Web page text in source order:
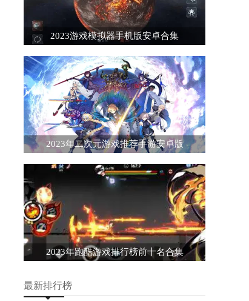
2023游戏模拟器手机版安卓合集
2023年二次元游戏推荐手游安卓版
2023年跑酷游戏排行榜前十名合集
最新排行榜